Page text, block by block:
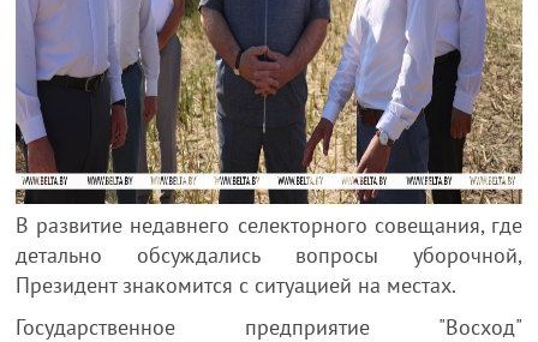
В развитие недавнего селекторного совещания, где
детально обсуждались вопросы уборочной,
Президент знакомится с ситуацией на местах.
Государственное предприятие "Восход"